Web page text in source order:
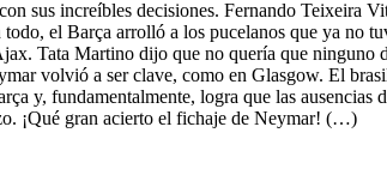
sus increíbles decisiones. Fernando Teixeira
el Barça arrolló a los pucelanos que ya no
Tata Martino dijo que no quería que ninguno
volvió a ser clave, como en Glasgow. El
y, fundamentalmente, logra que las ausencias
¡Qué gran acierto el fichaje de Neymar! (…)